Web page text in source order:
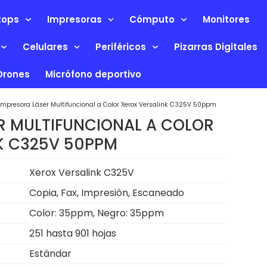
Impresoras Cómputo Monitores
Celulares Periféricos Pizarras Digitales
Micrófono deportivo
Láser Multifuncional a Color Xerox Versalink C325V 50ppm
MULTIFUNCIONAL A COLOR
C325V 50PPM
Xerox Versalink C325V
Copia, Fax, Impresión, Escaneado
Color: 35ppm, Negro: 35ppm
251 hasta 901 hojas
Estándar